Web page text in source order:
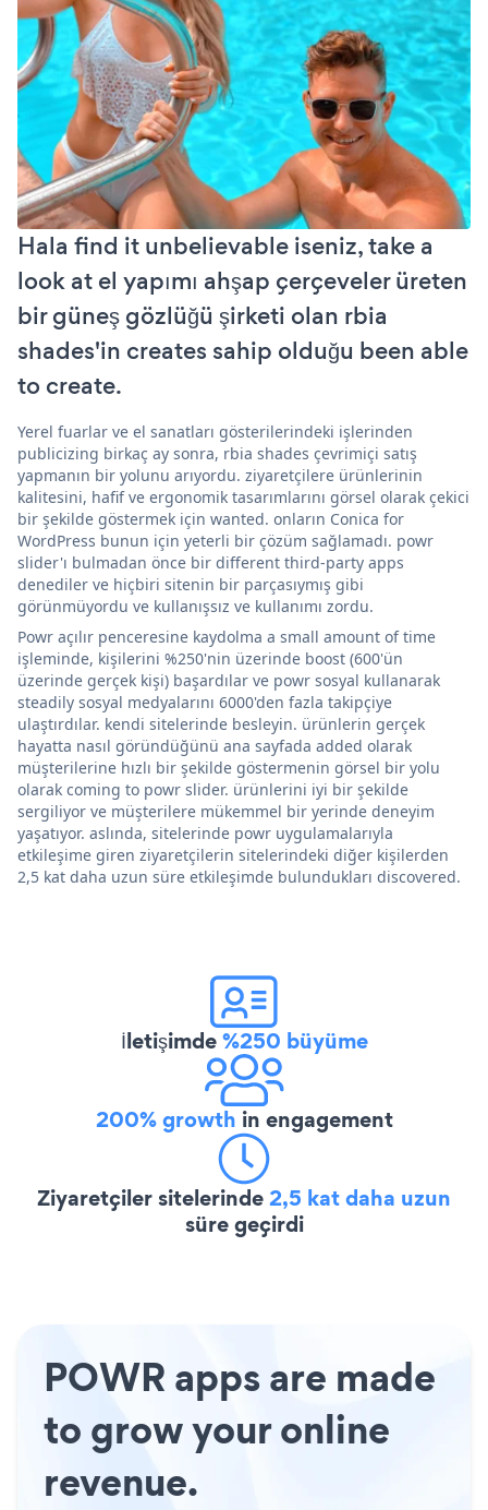
Hala find it unbelievable iseniz, take a
look at el yapımı ahşap çerçeveler üreten
bir güneş gözlüğü şirketi olan rbia
shades'in creates sahip olduğu been able
to create.
Yerel fuarlar ve el sanatları gösterilerindeki işlerinden
publicizing birkaç ay sonra, rbia shades çevrimiçi satış
yapmanın bir yolunu arıyordu. ziyaretçilere ürünlerinin
kalitesini, hafif ve ergonomik tasarımlarını görsel olarak çekici
bir şekilde göstermek için wanted. onların Conica for
WordPress bunun için yeterli bir çözüm sağlamadı. powr
slider'ı bulmadan önce bir different third-party apps
denediler ve hiçbiri sitenin bir parçasıymış gibi
görünmüyordu ve kullanışsız ve kullanımı zordu.
Powr açılır penceresine kaydolma a small amount of time
işleminde, kişilerini %250'nin üzerinde boost (600'ün
üzerinde gerçek kişi) başardılar ve powr sosyal kullanarak
steadily sosyal medyalarını 6000'den fazla takipçiye
ulaştırdılar. kendi sitelerinde besleyin. ürünlerin gerçek
hayatta nasıl göründüğünü ana sayfada added olarak
müşterilerine hızlı bir şekilde göstermenin görsel bir yolu
olarak coming to powr slider. ürünlerini iyi bir şekilde
sergiliyor ve müşterilere mükemmel bir yerinde deneyim
yaşatıyor. aslında, sitelerinde powr uygulamalarıyla
etkileşime giren ziyaretçilerin sitelerindeki diğer kişilerden
2,5 kat daha uzun süre etkileşimde bulundukları discovered.
İletişimde%250 büyüme
200% growth in engagement
Ziyaretçiler sitelerinde2,5 kat daha uzun
süre geçirdi
POWR apps are made
to grow your online
revenue.